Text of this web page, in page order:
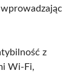
z
Wi-Fi,